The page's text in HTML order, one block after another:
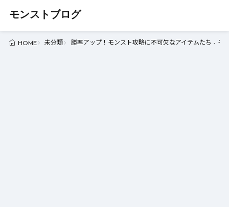
モンストブログ
HOME 未分類 勝率アップ！モンスト攻略に不可欠なアイテムたち - モ